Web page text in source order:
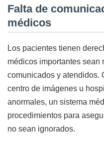
Falta de
médicos
Los pacientes tienen
médicos importantes sean
comunicados y atendidos.
centro de imágenes u
anormales, un sistema
procedimientos para
no sean ignorados.